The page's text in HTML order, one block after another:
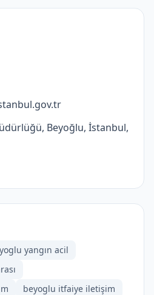
Beyoğlu, İstanbul,
yangın acil
beyoglu itfaiye iletişim